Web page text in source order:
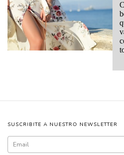
SUSCRIBITE A NUESTRO NEWSLETTER